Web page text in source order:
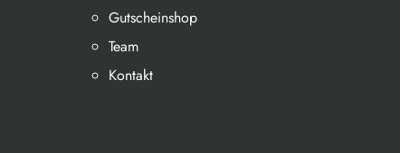
Gutscheinshop
Team
Kontakt